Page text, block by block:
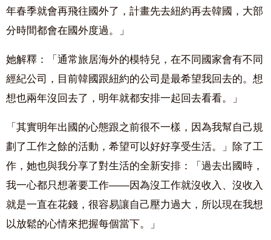
年春季就會再飛往國外了，計畫先去紐約再去韓國，大部
分時間都會在國外度過。」
她解釋：「通常旅居海外的模特兒，在不同國家會有不同
經紀公司，目前韓國跟紐約的公司是最希望我回去的。想
想也兩年沒回去了，明年就都安排一起回去看看。」
「其實明年出國的心態跟之前很不一樣，因為我幫自己規
劃了工作之餘的活動，希望可以好好享受生活。」除了工
作，她也與我分享了對生活的全新安排：「過去出國時，
我一心都只想著要工作——因為沒工作就沒收入、沒收入
就是一直在花錢，很容易讓自己壓力過大，所以現在我想
以放鬆的心情來把握每個當下。」